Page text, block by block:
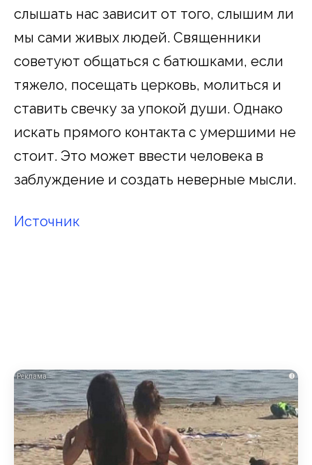
слышать нас зависит от того, слышим ли
мы сами живых людей. Священники
советуют общаться с батюшками, если
тяжело, посещать церковь, молиться и
ставить свечку за упокой души. Однако
искать прямого контакта с умершими не
стоит. Это может ввести человека в
заблуждение и создать неверные мысли.
Источник
i